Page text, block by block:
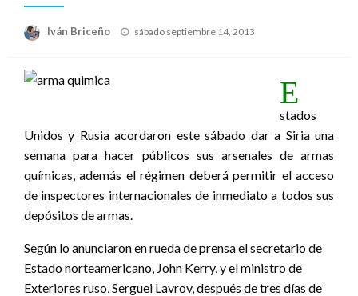
Iván Briceño
Publicado
sábado septiembre 14, 2013
E
stados
Unidos y Rusia acordaron este sábado dar a Siria una
semana para hacer públicos sus arsenales de armas
químicas, además el régimen deberá permitir el acceso
de inspectores internacionales de inmediato a todos sus
depósitos de armas.
Según lo anunciaron en rueda de prensa el secretario de
Estado norteamericano, John Kerry, y el ministro de
Exteriores ruso, Serguei Lavrov, después de tres días de